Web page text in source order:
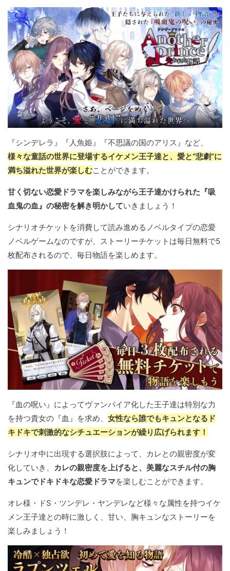
『シンデレラ』『人魚姫』『不思議の国のアリス』など、
様々な童話の世界に登場するイケメン王子達と、愛と“悲劇”に
満ち溢れた世界が楽しむことができます。
甘く切ない恋愛ドラマを楽しみながら王子達かけられた『吸
血鬼の血』の秘密を解き明かしていきましょう！
シナリオチケットを消費して読み進めるノベルタイプの恋愛
ノベルゲームなのですが、ストーリーチケットは毎日無料で5
枚配布されるので、毎日物語を楽しめます。
『血の呪い』によってヴァンパイア化した王子達は特別な力
を持つ貴女の『血』を求め、 女性なら誰でもキュンとなるド
キドキで刺激的なシチュエーションが繰り広げられます！
シナリオ中に出現する選択肢によって、カレとの親密度が変
化していき、 カレの親密度を上げると、美麗なスチル付の胸
キュンでドキドキな恋愛ドラマを楽しむことができます。
オレ様・ドS・ツンデレ・ヤンデレなど様々な属性を持つイケ
メン王子達との時に激しく、甘い、胸キュンなストーリーを
楽しみましょう！